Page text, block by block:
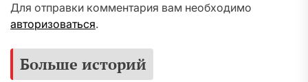
Для отправки комментария вам необходимо
авторизоваться.
Больше историй